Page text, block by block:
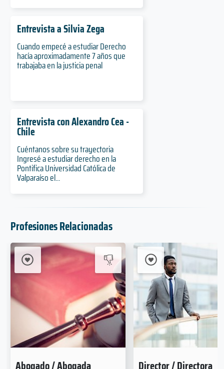
Entrevista a Silvia Zega
Cuando empecé a estudiar Derecho
hacía aproximadamente 7 años que
trabajaba en la justicia penal
Entrevista con Alexandro Cea -
Chile
Cuéntanos sobre su trayectoria
Ingresé a estudiar derecho en la
Pontifica Universidad Católica de
Valparaíso el...
Profesiones Relacionadas
Abogado / Abogada Director / Directora